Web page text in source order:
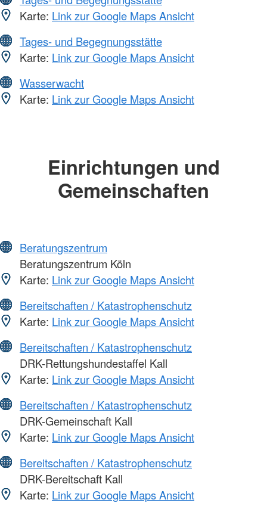
Karte: Link zur Google Maps Ansicht
Tages- und Begegnungsstätte
Karte: Link zur Google Maps Ansicht
Wasserwacht
Karte: Link zur Google Maps Ansicht
Einrichtungen und
Gemeinschaften
Beratungszentrum
Beratungszentrum Köln
Karte: Link zur Google Maps Ansicht
Bereitschaften / Katastrophenschutz
Karte: Link zur Google Maps Ansicht
Bereitschaften / Katastrophenschutz
DRK-Rettungshundestaffel Kall
Karte: Link zur Google Maps Ansicht
Bereitschaften / Katastrophenschutz
DRK-Gemeinschaft Kall
Karte: Link zur Google Maps Ansicht
Bereitschaften / Katastrophenschutz
DRK-Bereitschaft Kall
Karte: Link zur Google Maps Ansicht